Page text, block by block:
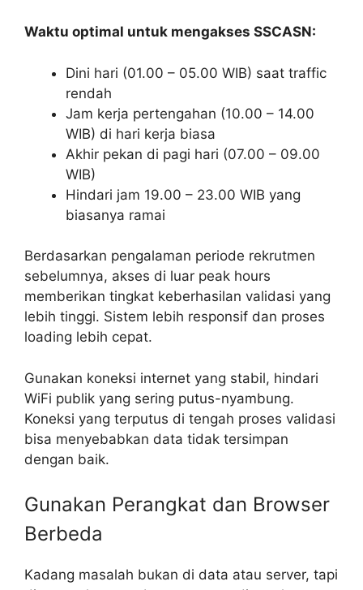
Waktu optimal untuk mengakses SSCASN:
Dini hari (01.00 – 05.00 WIB) saat traffic
rendah
Jam kerja pertengahan (10.00 – 14.00
WIB) di hari kerja biasa
Akhir pekan di pagi hari (07.00 – 09.00
WIB)
Hindari jam 19.00 – 23.00 WIB yang
biasanya ramai
Berdasarkan pengalaman periode rekrutmen
sebelumnya, akses di luar peak hours
memberikan tingkat keberhasilan validasi yang
lebih tinggi. Sistem lebih responsif dan proses
loading lebih cepat.
Gunakan koneksi internet yang stabil, hindari
WiFi publik yang sering putus-nyambung.
Koneksi yang terputus di tengah proses validasi
bisa menyebabkan data tidak tersimpan
dengan baik.
Gunakan Perangkat dan Browser
Berbeda
Kadang masalah bukan di data atau server, tapi